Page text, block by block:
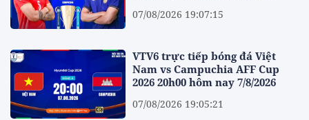
07/08/2026 19:07:15
VTV6 trực tiếp bóng đá Việt
Nam vs Campuchia AFF Cup
2026 20h00 hôm nay 7/8/2026
07/08/2026 19:05:21